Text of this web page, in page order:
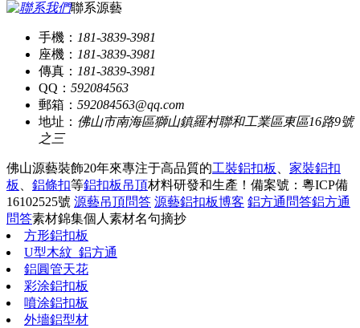
聯系源藝
手機： 181-3839-3981
座機： 181-3839-3981
傳真： 181-3839-3981
QQ： 592084563
郵箱： 592084563@qq.com
地址： 佛山市南海區獅山鎮羅村聯和工業區東區16路9號
之三
佛山源藝裝飾20年來專注于高品質的工裝鋁扣板 、 家裝鋁扣
板 、 鋁條扣等鋁扣板吊頂材料研發和生產！ 備案號：粵ICP備
16102525號 源藝吊頂問答 源藝鋁扣板博客 鋁方通問答鋁方通
問答素材錦集個人素材名句摘抄
方形鋁扣板
U型木紋_鋁方通
鋁圓管天花
彩涂鋁扣板
噴涂鋁扣板
外墻鋁型材